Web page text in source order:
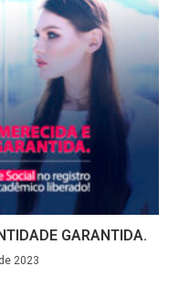
GARANTIDA.
2023